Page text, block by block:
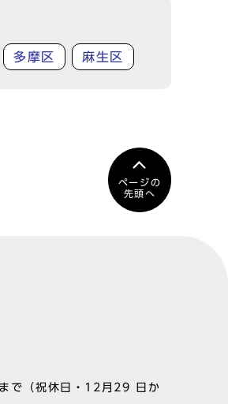
多摩区 麻生区
ページの
先頭へ
で（祝休日・12月29 日か